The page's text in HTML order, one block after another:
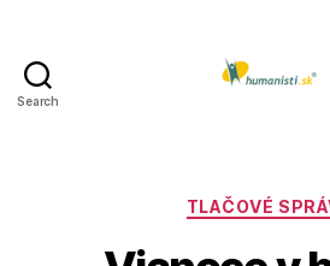
Search
TLAČOVÉ